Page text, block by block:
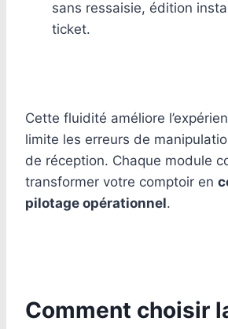
sans ressaisie, édition
ticket.
Cette fluidité améliore
limite les erreurs de
de réception. Chaque module
transformer votre comptoir en
pilotage opérationnel.
Comment choisir